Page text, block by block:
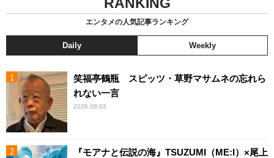
エンタメの人気記事ランキング
Daily Weekly
笑福亭鶴瓶 スピッツ・草野マサムネの忘れら
れない一言
2026.08.03
『モアナと伝説の海』TSUZUMI（ME:I）×尾上